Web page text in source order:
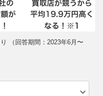
（回答期間：2023年6月〜